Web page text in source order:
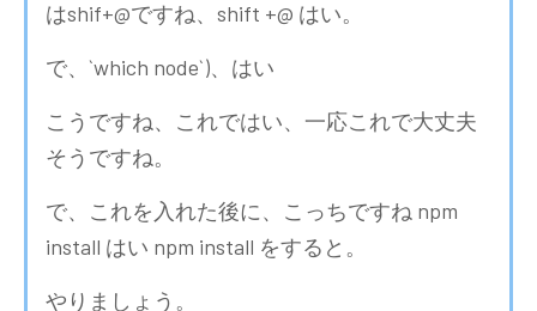
はshif+@ですね、shift +@ はい。
で、`which node`)、はい
こうですね、これではい、一応これで大丈夫
そうですね。
で、これを入れた後に、こっちですね npm
install はい npm install をすると。
やりましょう。